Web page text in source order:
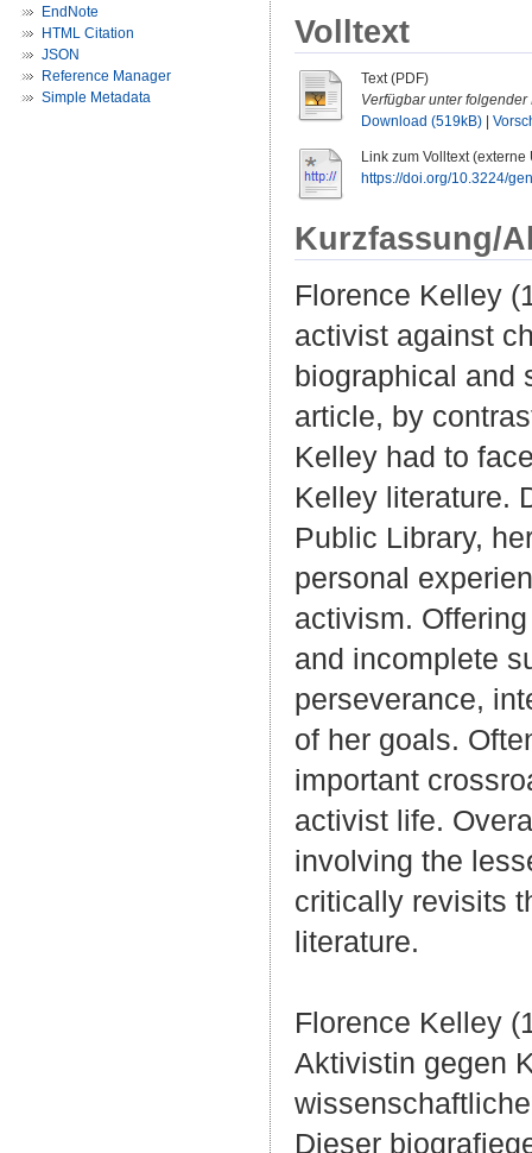
EndNote
HTML Citation
JSON
Reference Manager
Simple Metadata
Volltext
Text (PDF)
Verfügbar unter folgender
Download (519kB)
Link zum Volltext (externe
https://doi.org/10.3224/
Kurzfassung/
Florence Kelley
activist against
biographical and
article, by
Kelley had to
Kelley literature.
Public Library,
personal
activism.
and incomplete
perseverance,
of her goals.
important
activist life.
involving the
critically revisits
literature.
Florence Kelley
Aktivistin gegen
Dieser